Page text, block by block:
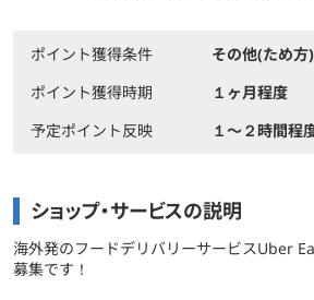
ポイント獲得条件
その他(ため
ポイント獲得時期
１ヶ月程度
予定ポイント反映
１〜２時間程
ショップ・サービスの説明
海外発のフードデリバリーサービスUber
募集です！